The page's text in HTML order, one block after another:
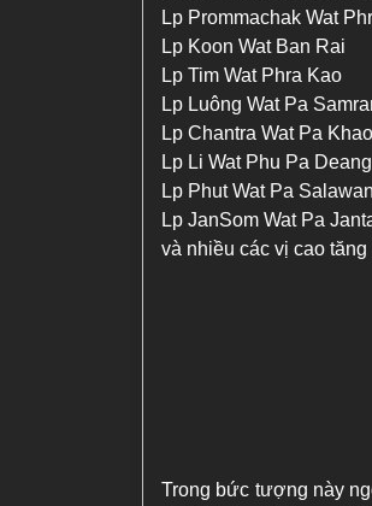
Lp Prommachak Wat
Lp Koon Wat Ban Rai
Lp Tim Wat Phra Kao
Lp Luông Wat Pa
Lp Chantra Wat Pa
Lp Li Wat Phu Pa Deang
Lp Phut Wat Pa Salawan
Lp JanSom Wat Pa
và nhiều các vị cao
Trong bức tượng này